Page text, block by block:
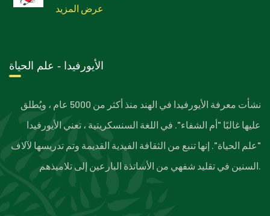
عرض المزيد
الأيورفيدا - علم الحياة
نشأت معرفة الأيورفيدا في الهند منذ أكثر من 5000 عام ، ويُطلق
عليها غالبًا "أم الشفاء". في اللغة السنسكريتية ، تعني الأيورفيدا
"علم الحياة". إنها تنبع من الثقافة الفيدية القديمة وتم تدريسها لآلاف
السنين في تقليد شفهي من الأساتذة البارعين إلى تلاميذهم.